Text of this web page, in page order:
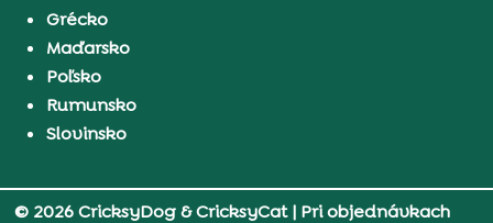
Grécko
Maďarsko
Poľsko
Rumunsko
Slovinsko
© 2026 CricksyDog & CricksyCat| Pri objednávkach